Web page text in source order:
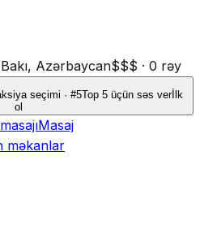
Azərbaycan$$$ · 0 rəy
seçimi · #5Top 5 üçün səs verİlk
ol
Masaj
məkanlar